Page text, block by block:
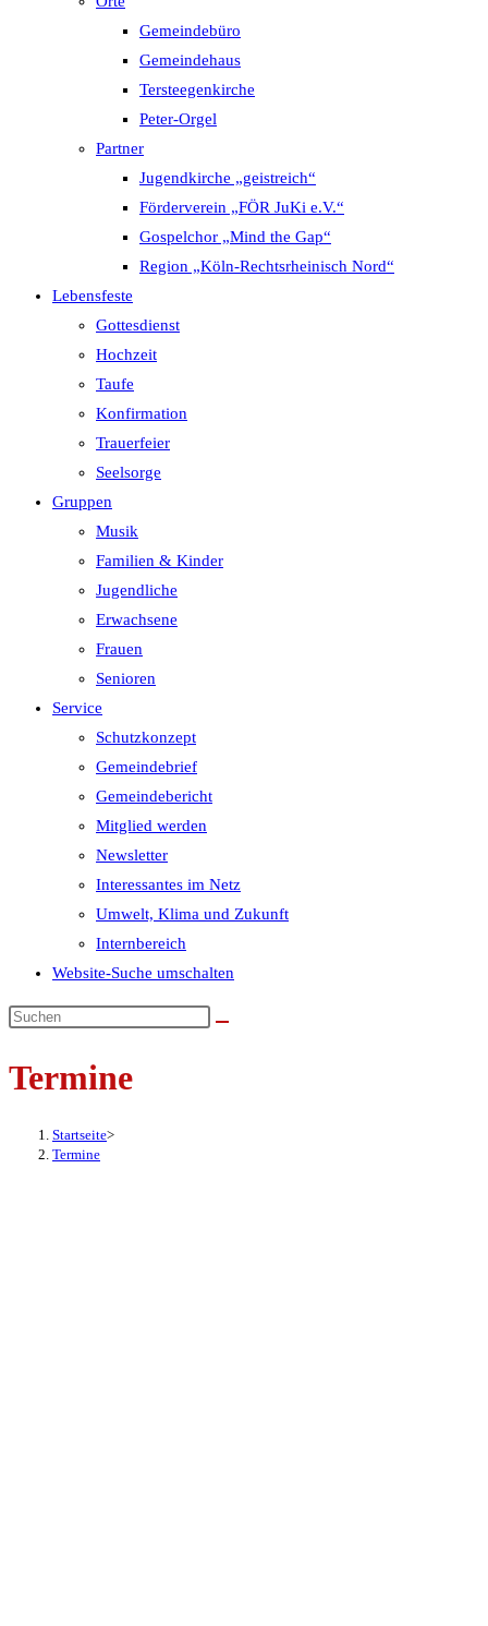
Gemeindebüro
Gemeindehaus
Tersteegenkirche
Peter-Orgel
Partner
Jugendkirche „geistreich“
Förderverein „FÖR JuKi e.V.“
Gospelchor „Mind the Gap“
Region „Köln-Rechtsrheinisch Nord“
Lebensfeste
Gottesdienst
Hochzeit
Taufe
Konfirmation
Trauerfeier
Seelsorge
Gruppen
Musik
Familien & Kinder
Jugendliche
Erwachsene
Frauen
Senioren
Service
Schutzkonzept
Gemeindebrief
Gemeindebericht
Mitglied werden
Newsletter
Interessantes im Netz
Umwelt, Klima und Zukunft
Internbereich
Website-Suche umschalten
Termine
Startseite>
Termine